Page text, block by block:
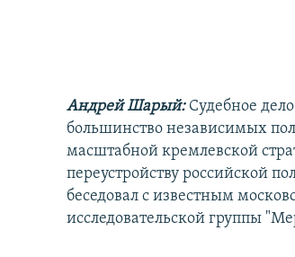
Андрей Шарый: Судебное
большинство независимых
масштабной кремлевской
переустройству российской
беседовал с известным
исследовательской группы